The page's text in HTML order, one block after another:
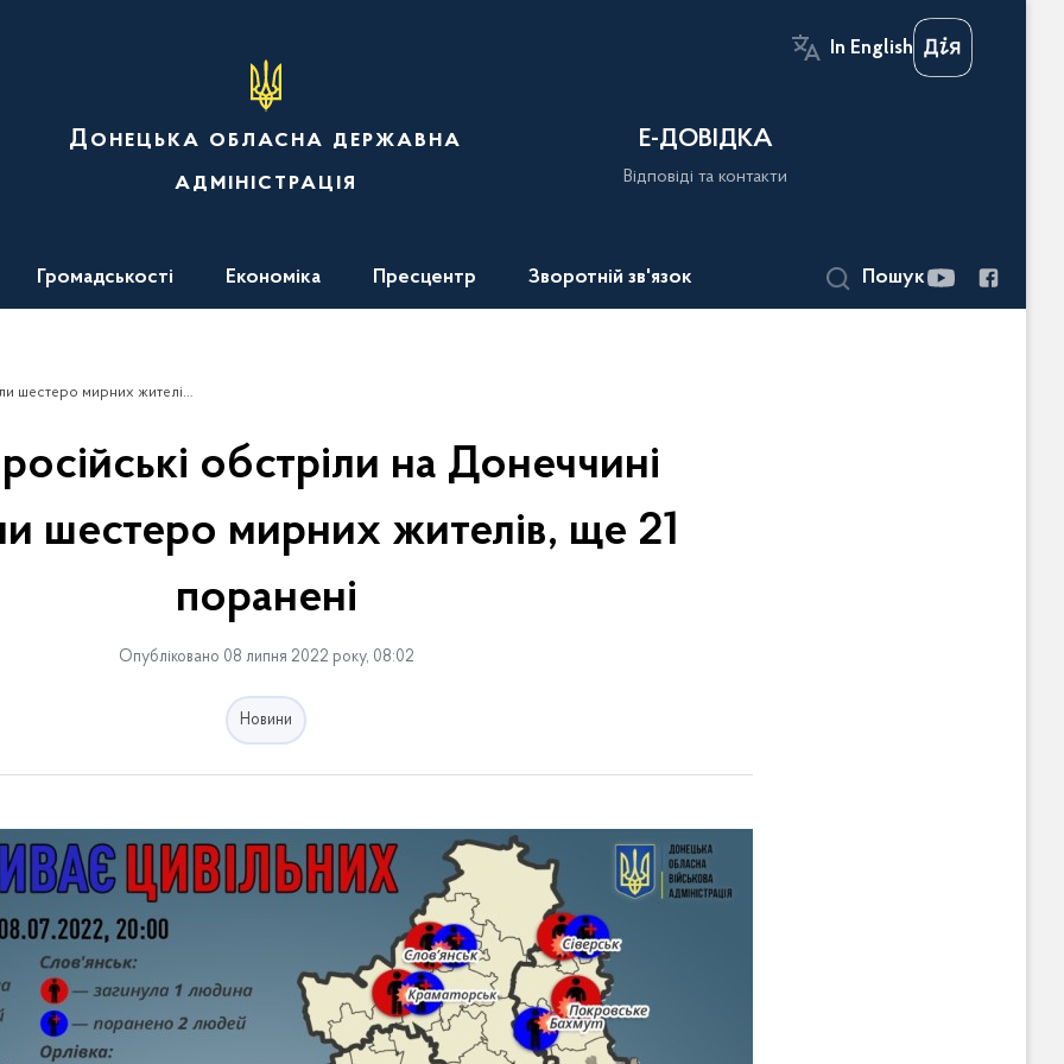
In English
Донецька обласна державна
адміністрація
Е-ДОВІДКА
Відповіді та контакти
Громадськості Економіка Пресцентр Зворотній зв'язок Пошук
мирних жителів, ще 21 поранені
обстріли на Донеччині
шестеро мирних жителів, ще 21
поранені
Опубліковано 08 липня 2022 року, 08:02
Новини